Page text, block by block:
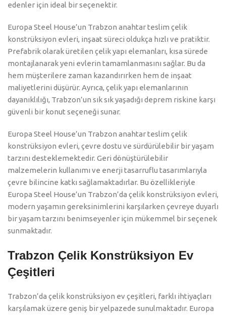
edenler için ideal bir seçenektir.
Europa Steel House’un Trabzon anahtar teslim çelik
konstrüksiyon evleri, inşaat süreci oldukça hızlı ve pratiktir.
Prefabrik olarak üretilen çelik yapı elemanları, kısa sürede
montajlanarak yeni evlerin tamamlanmasını sağlar. Bu da
hem müşterilere zaman kazandırırken hem de inşaat
maliyetlerini düşürür. Ayrıca, çelik yapı elemanlarının
dayanıklılığı, Trabzon’un sık sık yaşadığı deprem riskine karşı
güvenli bir konut seçeneği sunar.
Europa Steel House’un Trabzon anahtar teslim çelik
konstrüksiyon evleri, çevre dostu ve sürdürülebilir bir yaşam
tarzını desteklemektedir. Geri dönüştürülebilir
malzemelerin kullanımı ve enerji tasarruflu tasarımlarıyla
çevre bilincine katkı sağlamaktadırlar. Bu özellikleriyle
Europa Steel House’un Trabzon’da çelik konstrüksiyon evleri,
modern yaşamın gereksinimlerini karşılarken çevreye duyarlı
bir yaşam tarzını benimseyenler için mükemmel bir seçenek
sunmaktadır.
Trabzon Çelik Konstrüksiyon Ev
Çeşitleri
Trabzon’da çelik konstrüksiyon ev çeşitleri, farklı ihtiyaçları
karşılamak üzere geniş bir yelpazede sunulmaktadır. Europa